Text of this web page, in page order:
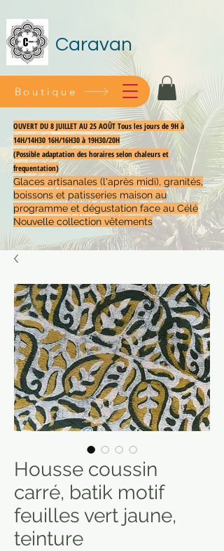
Caravan
OUVERT DU 8 JUILLET AU 25 AOÛT Tous les jours de 9H à
14H/14H30 16H/16H30 à 19H30/20H
(Possible adaptation des horaires selon chaleurs et
frequentation)
Glaces artisanales (l'après midi), granités,
boissons et patisseries maison au
programme et dégustation face au Célé
Nouvelle collection vêtements
Boutique
Housse coussin
carré, batik motif
feuilles vert jaune,
teinture